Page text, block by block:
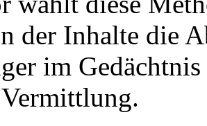
der Inhalte die
im